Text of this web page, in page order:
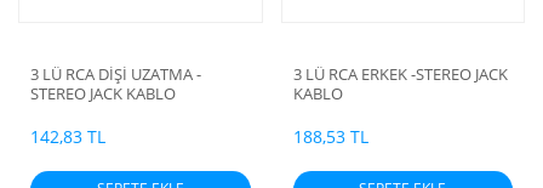
3 LÜ RCA DİŞİ UZATMA -
STEREO JACK KABLO
142,83 TL
3 LÜ RCA ERKEK -STEREO JACK
KABLO
188,53 TL